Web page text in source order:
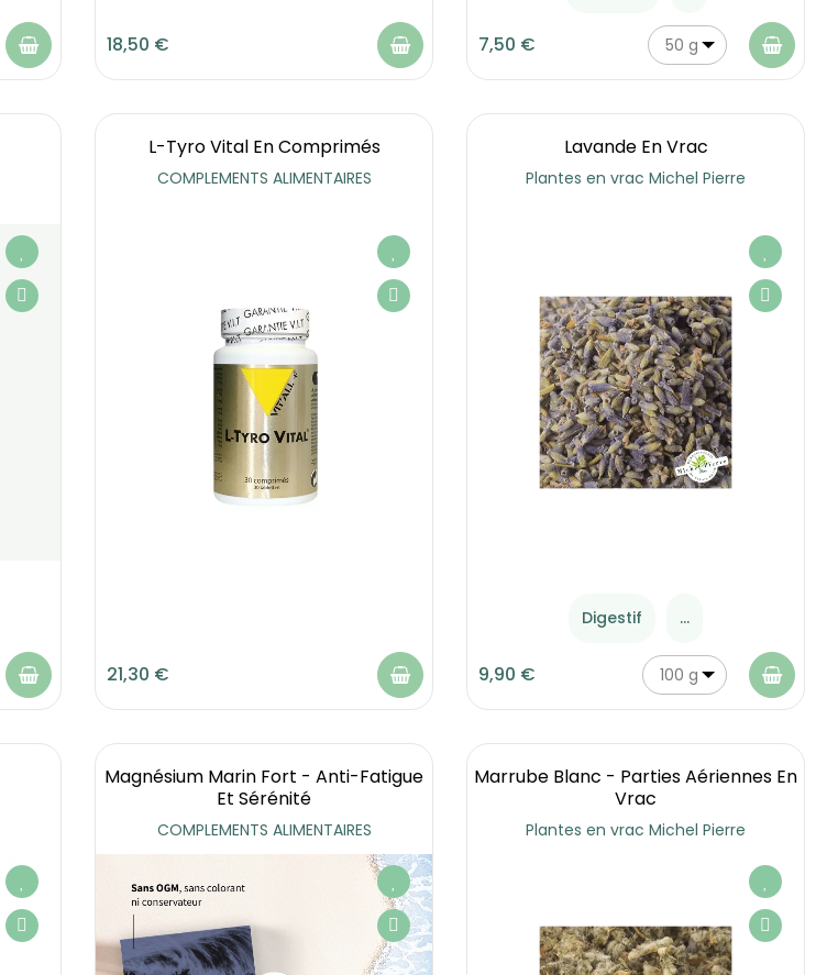
18,50 € 7,50 € 50 g
L-Tyro Vital En Comprimés
COMPLEMENTS ALIMENTAIRES
21,30 €
Lavande En Vrac
Plantes en vrac Michel Pierre
Digestif ...
9,90 € 100 g
Magnésium Marin Fort - Anti-Fatigue
Et Sérénité
COMPLEMENTS ALIMENTAIRES
Marrube Blanc - Parties Aériennes En
Vrac
Plantes en vrac Michel Pierre